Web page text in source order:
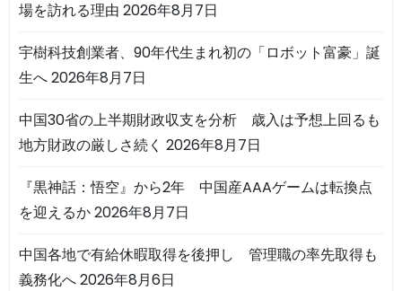
場を訪れる理由 2026年8月7日
宇樹科技創業者、90年代生まれ初の「ロボット富豪」誕
生へ2026年8月7日
中国30省の上半期財政収支を分析 歳入は予想上回るも
地方財政の厳しさ続く 2026年8月7日
『黒神話：悟空』から2年 中国産AAAゲームは転換点
を迎えるか2026年8月7日
中国各地で有給休暇取得を後押し 管理職の率先取得も
義務化へ2026年8月6日